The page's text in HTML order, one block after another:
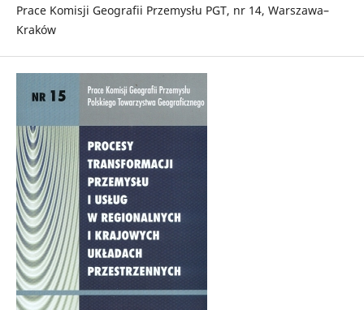
Prace Komisji Geografii Przemysłu PGT, nr 14, Warszawa–
Kraków